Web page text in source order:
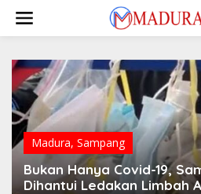
konten
Madura, Sampang
Bukan Hanya Covid-19,
Dihantui Ledakan Limbah